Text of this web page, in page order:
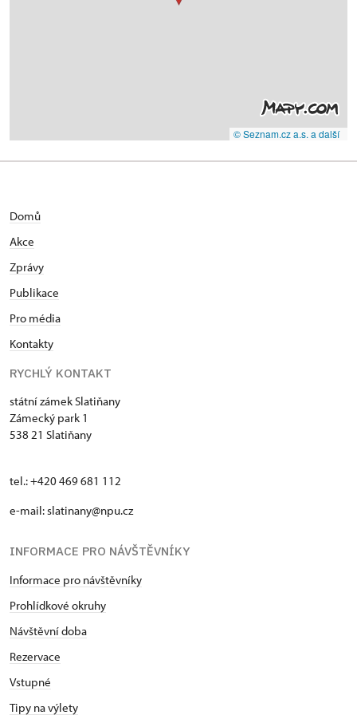
© Seznam.cz a.s. a další
Domů
Akce
Zprávy
Publikace
Pro média
Kontakty
RYCHLÝ KONTAKT
státní zámek Slatiňany
Zámecký park 1
538 21 Slatiňany
tel.: +420 469 681 112
e-mail: slatinany@npu.cz
INFORMACE PRO NÁVŠTĚVNÍKY
Informace pro návštěvníky
Prohlídkové okruhy
Návštěvní doba
Rezervace
Vstupné
Tipy na výlety